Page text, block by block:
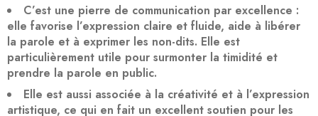
C’est une pierre de communication par excellence :
elle favorise l’expression claire et fluide, aide à libérer
la parole et à exprimer les non-dits. Elle est
particulièrement utile pour surmonter la timidité et
prendre la parole en public.
Elle est aussi associée à la créativité et à l’expression
artistique, ce qui en fait un excellent soutien pour les